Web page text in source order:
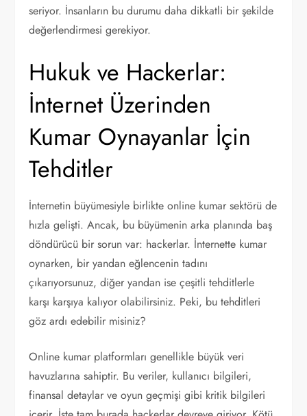
seriyor. İnsanların bu durumu daha dikkatli bir şekilde
değerlendirmesi gerekiyor.
Hukuk ve Hackerlar:
İnternet Üzerinden
Kumar Oynayanlar İçin
Tehditler
İnternetin büyümesiyle birlikte online kumar sektörü de
hızla gelişti. Ancak, bu büyümenin arka planında baş
döndürücü bir sorun var: hackerlar. İnternette kumar
oynarken, bir yandan eğlencenin tadını
çıkarıyorsunuz, diğer yandan ise çeşitli tehditlerle
karşı karşıya kalıyor olabilirsiniz. Peki, bu tehditleri
göz ardı edebilir misiniz?
Online kumar platformları genellikle büyük veri
havuzlarına sahiptir. Bu veriler, kullanıcı bilgileri,
finansal detaylar ve oyun geçmişi gibi kritik bilgileri